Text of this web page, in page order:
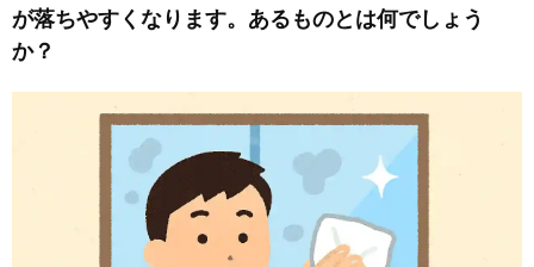
が落ちやすくなります。あるものとは何でしょう
か？